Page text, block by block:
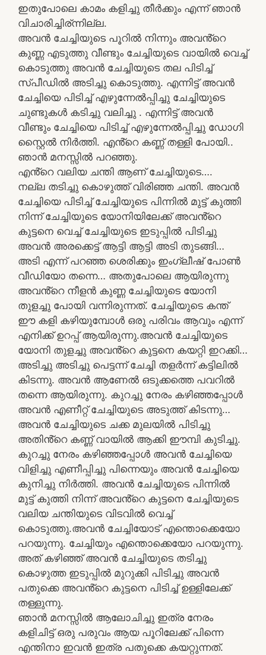
ഇതുപോലെ കാമം കളിച്ചു തീർക്കും എന്ന് ഞാൻ
വിചാരിച്ചിര്ന്നില്ല.
അവൻ ചേച്ചിയുടെ പൂറിൽ നിന്നും അവൻ്റെ
കുണ്ണ എടുത്തു വീണ്ടും ചേച്ചിയുടെ വായിൽ വെച്ച്
കൊടുത്തു അവൻ ചേച്ചിയുടെ തല പിടിച്ച്
സ്പീഡിൽ അടിച്ചു കൊടുത്തു. എന്നിട്ട് അവൻ
ചേച്ചിയെ പിടിച്ച് എഴുന്നേൽപ്പിച്ചു ചേച്ചിയുടെ
ചുണ്ടുകൾ കടിച്ചു വലിച്ചു . എന്നിട്ട് അവൻ
വീണ്ടും ചേച്ചിയെ പിടിച്ച് എഴുന്നേൽപ്പിച്ചു ഡോഗി
സ്റ്റൈൽ നിർത്തി. എൻ്റെ കണ്ണ് തള്ളി പോയി..
ഞാൻ മനസ്സിൽ പറഞ്ഞു.
എൻ്റെ വലിയ ചന്തി ആണ് ചേച്ചിയുടെ….
നല്ല തടിച്ചു കൊഴുത്ത് വിരിഞ്ഞ ചന്തി. അവൻ
ചേച്ചിയെ പിടിച്ച് ചേച്ചിയുടെ പിന്നിൽ മുട്ട് കുത്തി
നിന്ന് ചേച്ചിയുടെ യോനിയിലേക്ക് അവൻ്റെ
കുട്ടനെ വെച്ച് ചേച്ചിയുടെ ഇടുപ്പിൽ പിടിച്ചു
അവൻ അരക്കെട്ട് ആട്ടി ആട്ടി അടി തുടങ്ങി…
അടി എന്ന് പറഞ്ഞ ശെരിക്കും ഇംഗ്ലീഷ് പോൺ
വീഡിയോ തന്നെ… അതുപോലെ ആയിരുന്നു
അവൻ്റെ നീളൻ കുണ്ണ ചേച്ചിയുടെ യോനി
തുളച്ചു പോയി വന്നിരുന്നത്. ചേച്ചിയുടെ കന്ത്
ഈ കളി കഴിയുമ്പോൾ ഒരു പരിവം ആവും എന്ന്
എനിക്ക് ഉറപ്പ് ആയിരുന്നു.അവൻ ചേച്ചിയുടെ
യോനി തുളച്ചു അവൻ്റെ കുട്ടനെ കയറ്റി ഇറക്കി…
അടിച്ചു അടിച്ചു പെട്ടന്ന് ചേച്ചി തളർന്ന് കട്ടിലിൽ
കിടന്നു. അവൻ ആണേൽ ഒടുക്കത്തെ പവറിൽ
തന്നെ ആയിരുന്നു. കുറച്ചു നേരം കഴിഞ്ഞപ്പോൾ
അവൻ എണീറ്റ് ചേച്ചിയുടെ അടുത്ത് കിടന്നു…
അവൻ ചേച്ചിയുടെ ചക്ക മുലയിൽ പിടിച്ചു
അതിൻ്റെ കണ്ണ് വായിൽ ആക്കി ഈമ്പി കുടിച്ചു.
കുറച്ചു നേരം കഴിഞ്ഞപ്പോൾ അവൻ ചേച്ചിയെ
വിളിച്ചു എണീപ്പിച്ചു പിന്നെയും അവൻ ചേച്ചിയെ
കുനിച്ചു നിർത്തി. അവൻ ചേച്ചിയുടെ പിന്നിൽ
മുട്ട് കുത്തി നിന്ന് അവൻ്റെ കുട്ടനെ ചേച്ചിയുടെ
വലിയ ചന്തിയുടെ വിടവിൽ വെച്ച്
കൊടുത്തു.അവൻ ചേച്ചിയോട് എന്തൊക്കെയോ
പറയുന്നു. ചേച്ചിയും എന്തൊക്കെയോ പറയുന്നു.
അത് കഴിഞ്ഞ് അവൻ ചേച്ചിയുടെ തടിച്ചു
കൊഴുത്ത ഇടുപ്പിൽ മുറുക്കി പിടിച്ചു അവൻ
പതുക്കെ അവൻ്റെ കുട്ടനെ പിടിച്ച് ഉള്ളിലേക്ക്
തള്ളുന്നു.
ഞാൻ മനസ്സിൽ ആലോചിച്ചു ഇത്ര നേരം
കളിചിട്ട് ഒരു പരുവം ആയ പൂറിലേക്ക് പിന്നെ
എന്തിനാ ഇവൻ ഇത്ര പതുക്കെ കയറ്റുന്നത്.